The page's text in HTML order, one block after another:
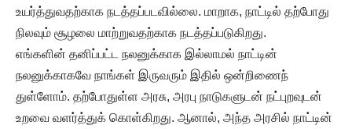
உயர்த்துவதற்காக நடத்தப்படவில்லை. மாறாக, நாட்டில் தற்போது
நிலவும் சூழலை மாற்றுவதற்காக நடத்தப்படுகிறது.
எங்களின் தனிப்பட்ட நலனுக்காக இல்லாமல் நாட்டின்
நலனுக்காகவே நாங்கள் இருவரும் இதில் ஒன்றிணைந்
துள்ளோம். தற்போதுள்ள அரசு, அரபு நாடுகளுடன் நட்புறவுடன்
உறவை வளர்த்துக் கொள்கிறது. ஆனால், அந்த அரசில் நாட்டின்